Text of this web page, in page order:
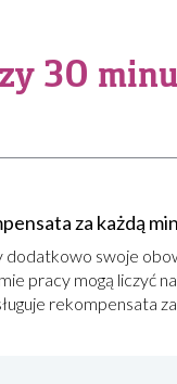
30
za każdą
swoje
pracy mogą liczyć
rekompensata